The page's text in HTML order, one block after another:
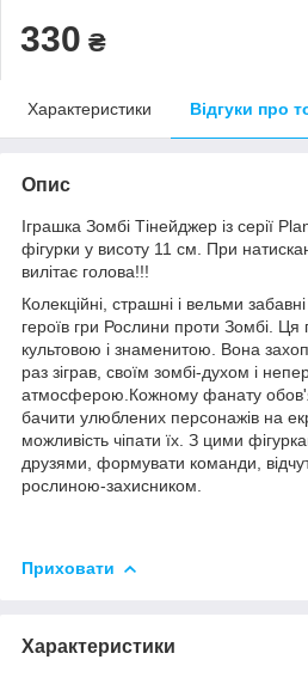
330 ₴
Характеристики Відгуки про
Опис
Іграшка Зомбі Тінейджер із серії
фігурки у висоту 11 см. При
вилітає голова!!!
Колекційні, страшні і вельми
героїв гри Рослини проти Зомбі. Ця
культовою і знаменитою. Вона
раз зіграв, своїм зомбі-духом і
атмосферою.Кожному фанату
бачити улюблених персонажів на
можливість чіпати їх. З цими
друзями, формувати команди,
рослиною-захисником.
Приховати
Характеристики